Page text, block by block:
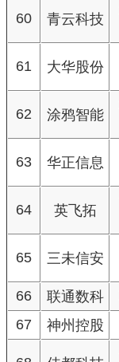
60 青云科技
61 大华股份
62 涂鸦智能
63 华正信息
64 英飞拓
65 三未信安
66 联通数科
67
神州控股